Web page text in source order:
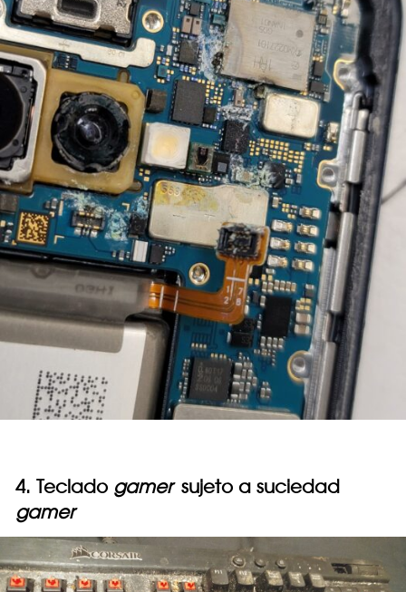
4. Teclado gamersujeto a suciedad
gamer